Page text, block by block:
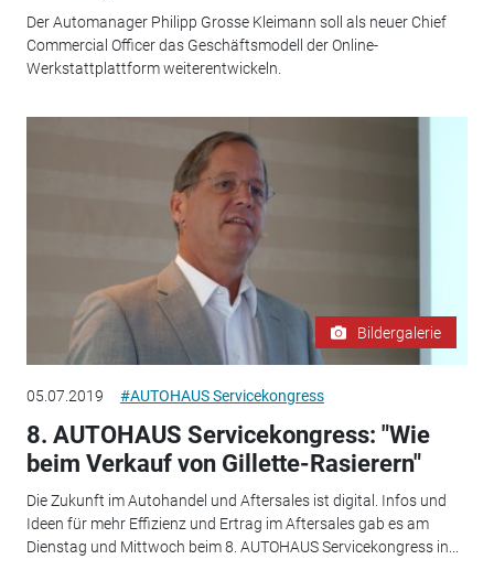
Der Automanager Philipp Grosse Kleimann soll als neuer Chief
Commercial Officer das Geschäftsmodell der Online-
Werkstattplattform weiterentwickeln.
Bildergalerie
05.07.2019 #AUTOHAUS Servicekongress
8. AUTOHAUS Servicekongress: "Wie
beim Verkauf von Gillette-Rasierern"
Die Zukunft im Autohandel und Aftersales ist digital. Infos und
Ideen für mehr Effizienz und Ertrag im Aftersales gab es am
Dienstag und Mittwoch beim 8. AUTOHAUS Servicekongress in...